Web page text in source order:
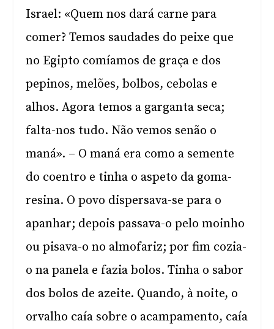
Israel: «Quem nos dará carne para
comer? Temos saudades do peixe que
no Egipto comíamos de graça e dos
pepinos, melões, bolbos, cebolas e
alhos. Agora temos a garganta seca;
falta-nos tudo. Não vemos senão o
maná». – O maná era como a semente
do coentro e tinha o aspeto da goma-
resina. O povo dispersava-se para o
apanhar; depois passava-o pelo moinho
ou pisava-o no almofariz; por fim cozia-
o na panela e fazia bolos. Tinha o sabor
dos bolos de azeite. Quando, à noite, o
orvalho caía sobre o acampamento, caía